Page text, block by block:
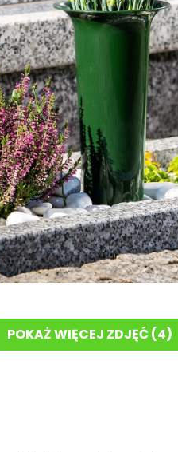
POKAŻ WIĘCEJ ZDJĘĆ (4)